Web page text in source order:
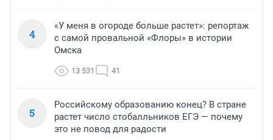
4
«У меня в огороде больше растет»: репортаж
с самой провальной «Флоры» в истории
Омска
13 531 41
5
Российскому образованию конец? В стране
растет число стобалльников ЕГЭ — почему
это не повод для радости